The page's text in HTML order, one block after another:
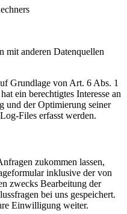
mit anderen Datenquellen
Grundlage von Art. 6 Abs. 1
ein berechtigtes Interesse an
und der Optimierung seiner
Files erfasst werden.
zukommen lassen,
inklusive der von
zwecks Bearbeitung der
bei uns gespeichert.
Einwilligung weiter.